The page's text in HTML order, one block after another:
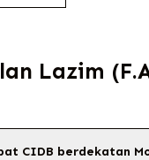
Lazim
CIDB berdekatan